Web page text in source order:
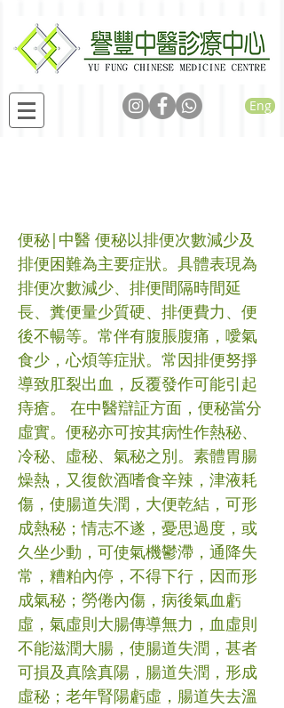
Eng
便秘|中醫 便秘以排便次數減少及
排便困難為主要症狀。具體表現為
排便次數減少、排便間隔時間延
長、糞便量少質硬、排便費力、便
後不暢等。常伴有腹脹腹痛，噯氣
食少，心煩等症狀。常因排便努掙
導致肛裂出血，反覆發作可能引起
痔瘡。 在中醫辯証方面，便秘當分
虛實。便秘亦可按其病性作熱秘、
冷秘、虛秘、氣秘之別。素體胃腸
燥熱，又復飲酒嗜食辛辣，津液耗
傷，使腸道失潤，大便乾結，可形
成熱秘；情志不遂，憂思過度，或
久坐少動，可使氣機鬱滯，通降失
常，糟粕內停，不得下行，因而形
成氣秘；勞倦內傷，病後氣血虧
虛，氣虛則大腸傳導無力，血虛則
不能滋潤大腸，使腸道失潤，甚者
可損及真陰真陽，腸道失潤，形成
虛秘；老年腎陽虧虛，腸道失去溫